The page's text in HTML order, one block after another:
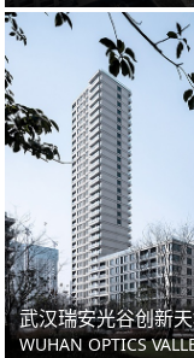
武汉瑞安光谷创新
WUHAN OPTICS